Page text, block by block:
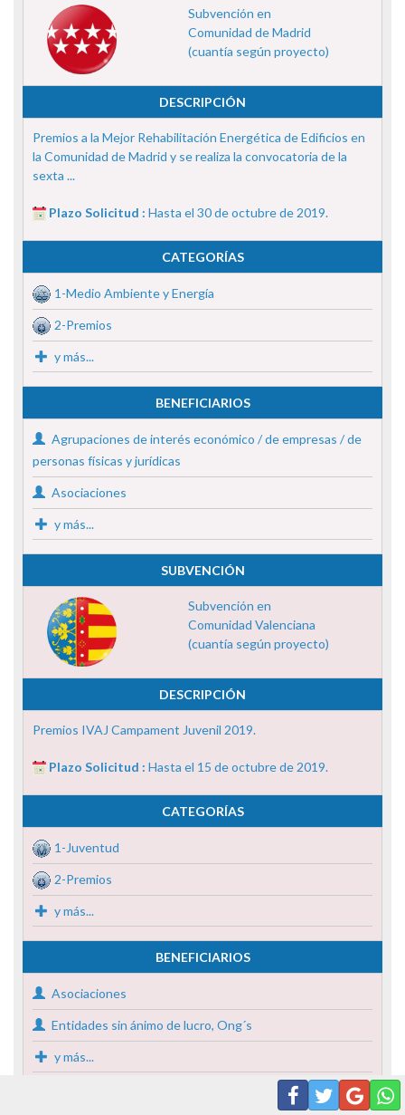
Subvención en
Comunidad de Madrid
(cuantía según proyecto)
DESCRIPCIÓN
Premios a la Mejor Rehabilitación Energética de Edificios en
la Comunidad de Madrid y se realiza la convocatoria de la
sexta ...
Plazo Solicitud : Hasta el 30 de octubre de 2019.
CATEGORÍAS
1-Medio Ambiente y Energía
2-Premios
y más...
BENEFICIARIOS
Agrupaciones de interés económico / de empresas / de
personas físicas y jurídicas
Asociaciones
y más...
SUBVENCIÓN
Subvención en
Comunidad Valenciana
(cuantía según proyecto)
DESCRIPCIÓN
Premios IVAJ Campament Juvenil 2019.
Plazo Solicitud : Hasta el 15 de octubre de 2019.
CATEGORÍAS
1-Juventud
2-Premios
y más...
BENEFICIARIOS
Asociaciones
Entidades sin ánimo de lucro, Ong´s
y más...